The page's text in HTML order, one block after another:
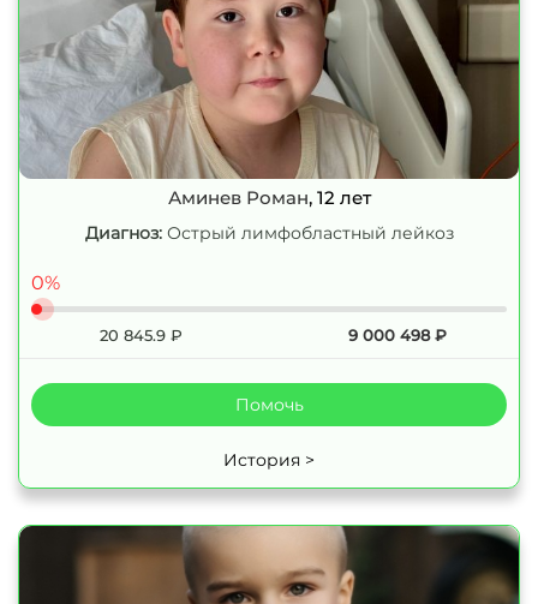
Аминев Роман, 12 лет
Диагноз: Острый лимфобластный лейкоз
0%
20 845.9 ₽ 9 000 498₽
Помочь
История >